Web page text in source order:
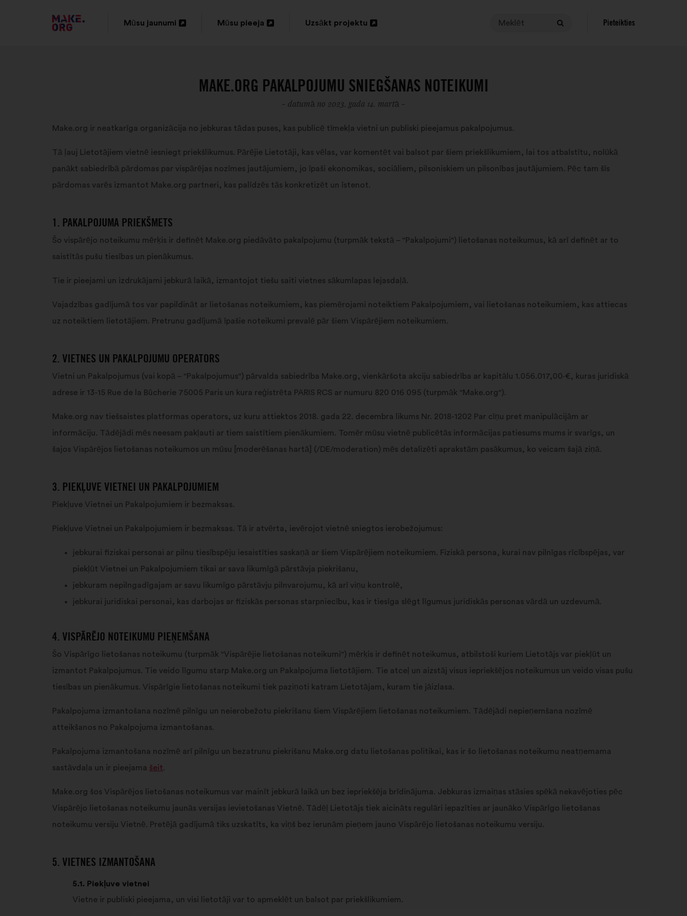
DOTIES
Mūsu jaunumi
Mūsu pieeja
Uzsākt projektu
Lai
garam.
meklēšanas
"Meklēt".
Meklēt
Meklēt
Pieteikties
MAKE.ORG PAKALPOJUMU SNIEGŠANAS NOTEIKUMI
- datumā no 2023. gada 14. martā -
Make.org ir neatkarīga organizācija no jebkuras tādas puses, kas publicē tīmekļa vietni un publiski pieejamus pakalpojumus.
Tā ļauj Lietotājiem vietnē iesniegt priekšlikumus. Pārējie Lietotāji, kas vēlas, var komentēt vai balsot par šiem priekšlikumiem, lai tos atbalstītu, nolūkā
panākt sabiedrībā pārdomas par vispārējas nozīmes jautājumiem, jo īpaši ekonomikas, sociāliem, pilsoniskiem un pilsonības jautājumiem. Pēc tam šīs
pārdomas varēs izmantot Make.org partneri, kas palīdzēs tās konkretizēt un īstenot.
1. PAKALPOJUMA PRIEKŠMETS
Šo vispārējo noteikumu mērķis ir definēt Make.org piedāvāto pakalpojumu (turpmāk tekstā – "Pakalpojumi") lietošanas noteikumus, kā arī definēt ar to
saistītās pušu tiesības un pienākumus.
Tie ir pieejami un izdrukājami jebkurā laikā, izmantojot tiešu saiti vietnes sākumlapas lejasdaļā.
Vajadzības gadījumā tos var papildināt ar lietošanas noteikumiem, kas piemērojami noteiktiem Pakalpojumiem, vai lietošanas noteikumiem, kas attiecas
uz noteiktiem lietotājiem. Pretrunu gadījumā īpašie noteikumi prevalē pār šiem Vispārējiem noteikumiem.
2. VIETNES UN PAKALPOJUMU OPERATORS
Vietni un Pakalpojumus (vai kopā – "Pakalpojumus") pārvalda sabiedrība Make.org, vienkāršota akciju sabiedrība ar kapitālu 1.056.017,00·€, kuras juridiskā
adrese ir 13-15 Rue de la Bûcherie 75005 Paris un kura reģistrēta PARIS RCS ar numuru 820 016 095 (turpmāk "Make.org").
Make.org nav tiešsaistes platformas operators, uz kuru attiektos 2018. gada 22. decembra likums Nr. 2018-1202 Par cīņu pret manipulācijām ar
informāciju. Tādējādi mēs neesam pakļauti ar tiem saistītiem pienākumiem. Tomēr mūsu vietnē publicētās informācijas patiesums mums ir svarīgs, un
šajos Vispārējos lietošanas noteikumos un mūsu [moderēšanas hartā] (/DE/moderation) mēs detalizēti aprakstām pasākumus, ko veicam šajā ziņā.
3. PIEKĻUVE VIETNEI UN PAKALPOJUMIEM
Piekļuve Vietnei un Pakalpojumiem ir bezmaksas.
Piekļuve Vietnei un Pakalpojumiem ir bezmaksas. Tā ir atvērta, ievērojot vietnē sniegtos ierobežojumus:
jebkurai fiziskai personai ar pilnu tiesībspēju iesaistīties saskaņā ar šiem Vispārējiem noteikumiem. Fiziskā persona, kurai nav pilnīgas rīcībspējas, var
piekļūt Vietnei un Pakalpojumiem tikai ar sava likumīgā pārstāvja piekrišanu,
jebkuram nepilngadīgajam ar savu likumīgo pārstāvju pilnvarojumu, kā arī viņu kontrolē,
jebkurai juridiskai personai, kas darbojas ar fiziskās personas starpniecību, kas ir tiesīga slēgt līgumus juridiskās personas vārdā un uzdevumā.
4. VISPĀRĒJO NOTEIKUMU PIEŅEMŠANA
Šo Vispārīgo lietošanas noteikumu (turpmāk "Vispārējie lietošanas noteikumi") mērķis ir definēt noteikumus, atbilstoši kuriem Lietotājs var piekļūt un
izmantot Pakalpojumus. Tie veido līgumu starp Make.org un Pakalpojuma lietotājiem. Tie atceļ un aizstāj visus iepriekšējos noteikumus un veido visas pušu
tiesības un pienākumus. Vispārīgie lietošanas noteikumi tiek paziņoti katram Lietotājam, kuram tie jāizlasa.
Pakalpojuma izmantošana nozīmē pilnīgu un neierobežotu piekrišanu šiem Vispārējiem lietošanas noteikumiem. Tādējādi nepieņemšana nozīmē
atteikšanos no Pakalpojuma izmantošanas.
Pakalpojuma izmantošana nozīmē arī pilnīgu un bezatrunu piekrišanu Make.org datu lietošanas politikai, kas ir šo lietošanas noteikumu neatņemama
sastāvdaļa un ir pieejama šeit.
Make.org šos Vispārējos lietošanas noteikumus var mainīt jebkurā laikā un bez iepriekšēja brīdinājuma. Jebkuras izmaiņas stāsies spēkā nekavējoties pēc
Vispārējo lietošanas noteikumu jaunās versijas ievietošanas Vietnē. Tādēļ Lietotājs tiek aicināts regulāri iepazīties ar jaunāko Vispārīgo lietošanas
noteikumu versiju Vietnē. Pretējā gadījumā tiks uzskatīts, ka viņš bez ierunām pieņem jauno Vispārējo lietošanas noteikumu versiju.
5. VIETNES IZMANTOŠANA
5.1. Piekļuve vietnei
Vietne ir publiski pieejama, un visi lietotāji var to apmeklēt un balsot par priekšlikumiem.